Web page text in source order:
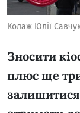
Колаж Юлії
Зносити
плюс ще
залишитися